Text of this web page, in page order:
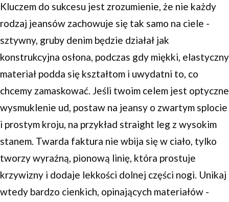
Kluczem do sukcesu jest zrozumienie, że nie każdy
rodzaj jeansów zachowuje się tak samo na ciele -
sztywny, gruby denim będzie działał jak
konstrukcyjna osłona, podczas gdy miękki, elastyczny
materiał podda się kształtom i uwydatni to, co
chcemy zamaskować. Jeśli twoim celem jest optyczne
wysmuklenie ud, postaw na jeansy o zwartym splocie
i prostym kroju, na przykład straight leg z wysokim
stanem. Twarda faktura nie wbija się w ciało, tylko
tworzy wyraźną, pionową linię, która prostuje
krzywizny i dodaje lekkości dolnej części nogi. Unikaj
wtedy bardzo cienkich, opinających materiałów -